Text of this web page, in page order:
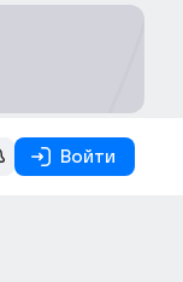
Войти